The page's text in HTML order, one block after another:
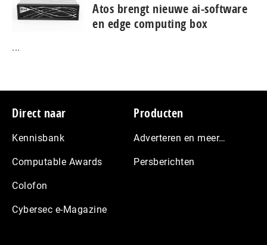
Atos brengt nieuwe ai-software
en edge computing box
...
Footer
Direct naar
Kennisbank
Computable Awards
Colofon
Cybersec e-Magazine
Producten
Adverteren en meer…
Persberichten